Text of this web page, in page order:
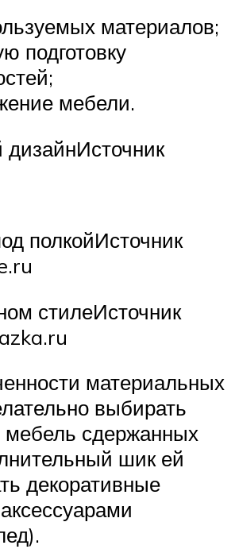
материалов;
подготовку
мебели.
полкойИсточник
стилеИсточник
материальных
выбирать
сдержанных
шик ей
декоративные